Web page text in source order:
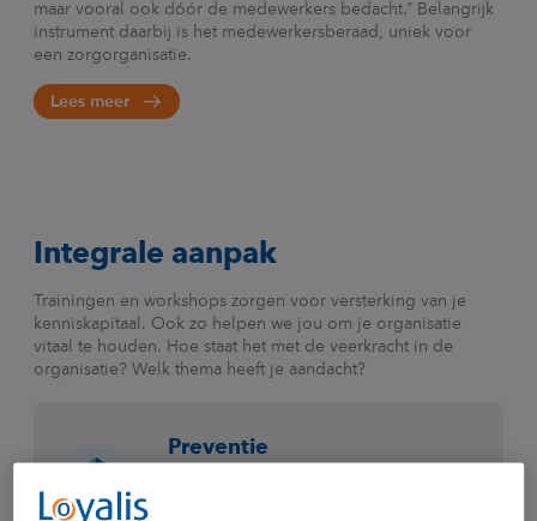
maar vooral ook dóór de medewerkers bedacht.” Belangrijk
instrument daarbij is het medewerkersberaad, uniek voor
een zorgorganisatie.
Lees meer
Integrale aanpak
Trainingen en workshops zorgen voor versterking van je
kenniskapitaal. Ook zo helpen we jou om je organisatie
vitaal te houden. Hoe staat het met de veerkracht in de
organisatie? Welk thema heeft je aandacht?
Preventie